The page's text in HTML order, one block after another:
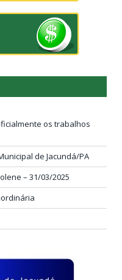
os trabalhos
de Jacundá/PA
– 31/03/2025